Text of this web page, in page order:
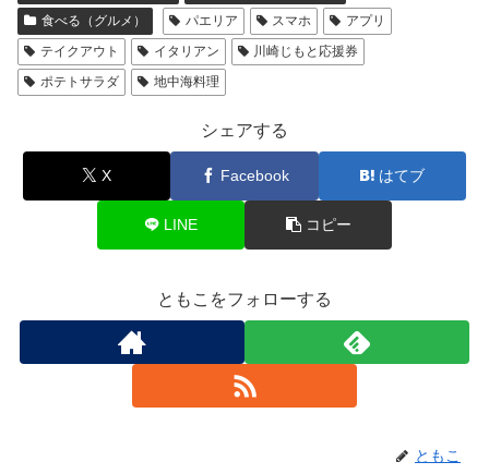
食べる（グルメ）
パエリア スマホ
アプリ
テイクアウト
イタリアン
川崎じもと応援券
ポテトサラダ
地中海料理
シェアする
X Facebook はてブ
LINE コピー
ともこをフォローする
ともこ